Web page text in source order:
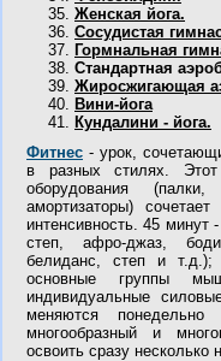
Женская йога.
Сосудистая
Гормнальная
Cтандартная
Жиросжигающая
Вини-йога
Кундалини - йога.
Фитнес - урок,
в разных стилях. Этот
оборудования
амортизаторы)
интенсивность. 45 минут
степ, афро-джаз,
белиданс, степ и
основные группы
индивидуальные
меняются
многообразный и
освоить сразу несколько